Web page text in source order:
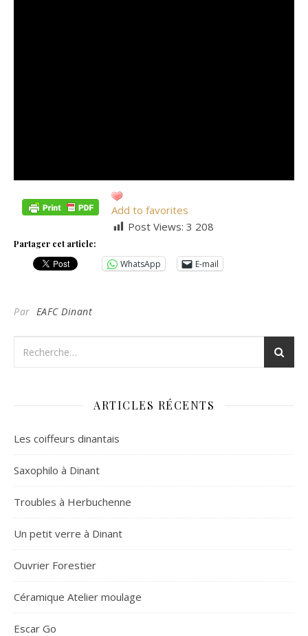
Add to favorites
Post Views: 3 208
Partager cet article:
WhatsApp E-mail
Par EAFC Dinant
ARTICLES RÉCENTS
Les coiffeurs dinantais
Saxophilo à Dinant
Troubles à Herbuchenne
Un petit verre à Dinant
Ouvrier Forestier
Céramique Atelier moulage
Escar Go